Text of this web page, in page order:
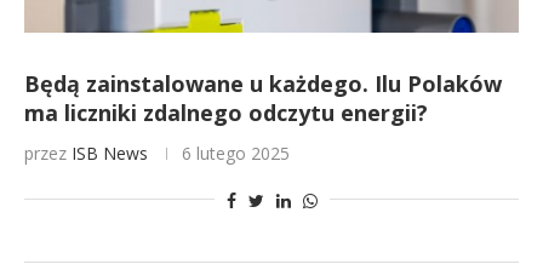
Będą zainstalowane u każdego. Ilu Polaków
ma liczniki zdalnego odczytu energii?
przez ISB News 6 lutego 2025